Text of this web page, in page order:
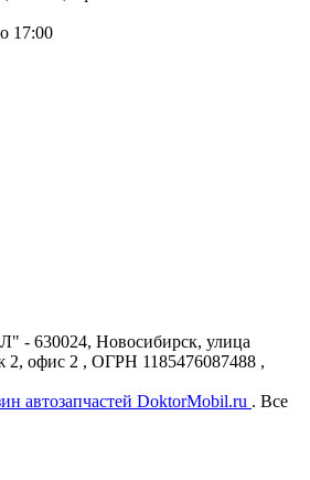
17:00
Новосибирск, улица
2, офис 2 , ОГРН 1185476087488 ,
автозапчастей DoktorMobil.ru . Все